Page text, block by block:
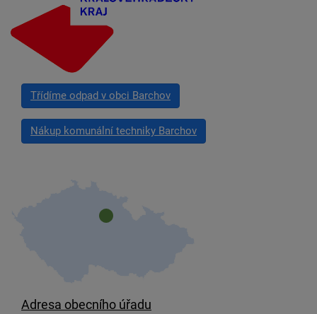
Třídíme odpad v obci Barchov
Nákup komunální techniky Barchov
Adresa obecního úřadu